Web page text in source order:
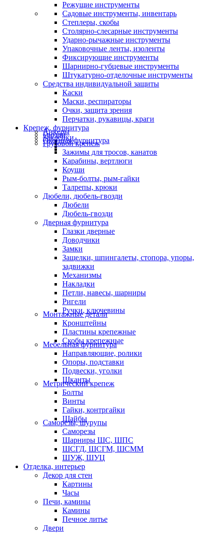
Режущие инструменты
Садовые инструменты, инвентарь
Степлеры, скобы
Столярно-слесарные инструменты
Ударно-рычажные инструменты
Упаковочные ленты, изоленты
Фиксирующие инструменты
Шарнирно-губцевые инструменты
Штукатурно-отделочные инструменты
Средства индивидуальной защиты
Каски
Маски, респираторы
Очки, защита зрения
Перчатки, рукавицы, краги
Крепеж, фурнитура
Анкеры
Гвозди
Заклепки
Оконная фурнитура
Грузовой крепеж
Зажимы для тросов, канатов
Карабины, вертлюги
Коуши
Рым-болты, рым-гайки
Талрепы, крюки
Дюбели, дюбель-гвозди
Дюбели
Дюбель-гвозди
Дверная фурнитура
Глазки дверные
Доводчики
Замки
Защелки, шпингалеты, стопора, упоры,
задвижки
Механизмы
Накладки
Петли, навесы, шарниры
Ригели
Ручки, ключевины
Монтажные детали
Кронштейны
Пластины крепежные
Скобы крепежные
Мебельная фурнитура
Направляющие, ролики
Опоры, подставки
Подвески, уголки
Шканты
Метрический крепеж
Болты
Винты
Гайки, контргайки
Шайбы
Саморезы, шурупы
Саморезы
Шарниры ШС, ШПС
ШСГД, ШСГМ, ШСММ
ШУЖ, ШУЦ
Отделка, интерьер
Декор для стен
Картины
Часы
Печи, камины
Камины
Печное литье
Двери